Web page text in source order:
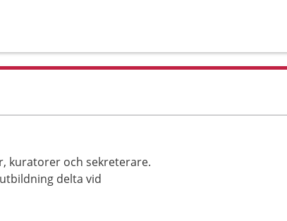
kuratorer och sekreterare.
delta vid